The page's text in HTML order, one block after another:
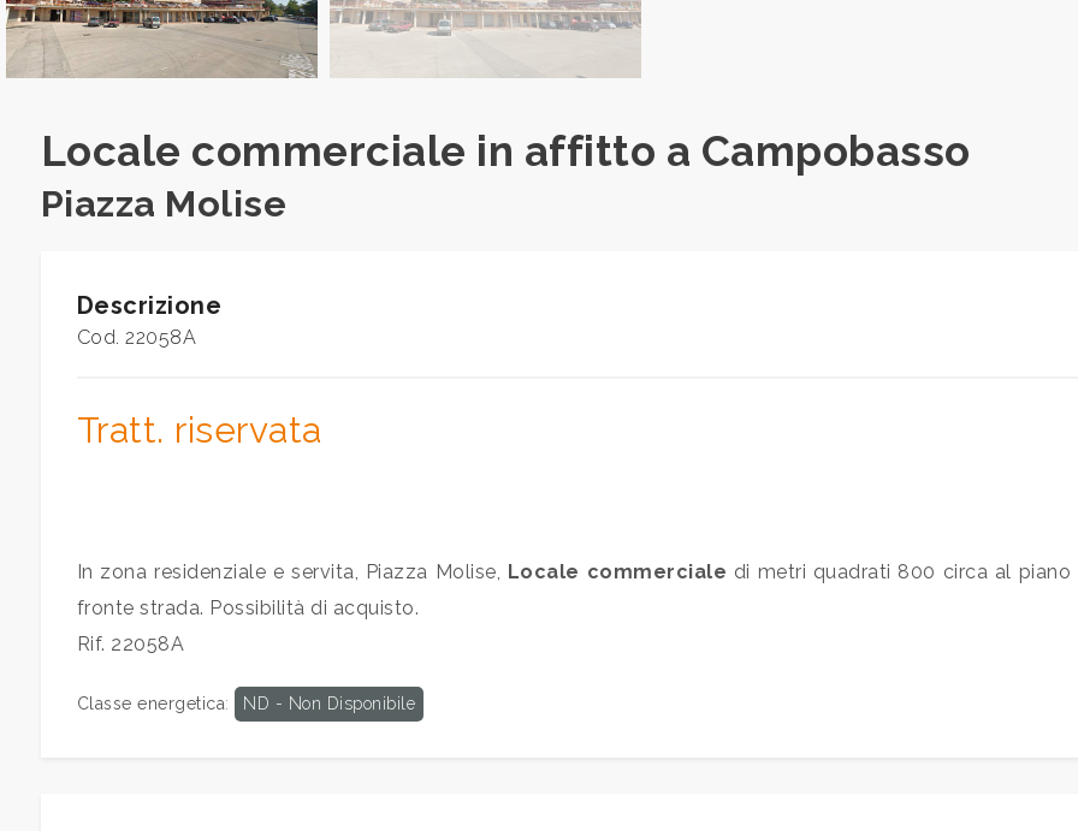
Locale commerciale in affitto a Campobasso
Piazza Molise
Descrizione
Cod. 22058A
Tratt. riservata
In zona residenziale e servita, Piazza Molise, Locale commerciale di metri quadrati 800 circa al
fronte strada. Possibilità di acquisto.
Rif. 22058A
Classe energetica: ND - Non Disponibile
Commerciali
Terreni